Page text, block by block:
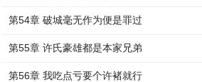
第54章 破城毫无作为便是罪过
第55章 许氏豪雄都是本家兄弟
第56章 我吃点亏要个许褚就行